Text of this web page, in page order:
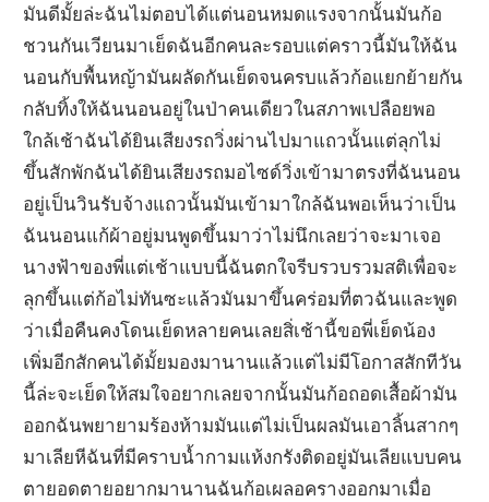
มันดีมั้ยล่ะฉันไม่ตอบได้แต่นอนหมดแรงจากนั้นมันก้อ
ชวนกันเวียนมาเย็ดฉันอีกคนละรอบแต่คราวนี้มันให้ฉัน
นอนกับพื้นหญ้ามันผลัดกันเย็ดจนครบแล้วก้อแยกย้ายกัน
กลับทิ้งให้ฉันนอนอยู่ในป่าคนเดียวในสภาพเปลือยพอ
ใกล้เช้าฉันได้ยินเสียงรถวิ่งผ่านไปมาแถวนั้นแต่ลุกไม่
ขึ้นสักพักฉันได้ยินเสียงรถมอไซด์วิ่งเข้ามาตรงที่ฉันนอน
อยู่เป็นวินรับจ้างแถวนั้นมันเข้ามาใกล้ฉันพอเห็นว่าเป็น
ฉันนอนแก้ผ้าอยู่มนพูดขึ้นมาว่าไม่นึกเลยว่าจะมาเจอ
นางฟ้าของพี่แต่เช้าแบบนี้ฉันตกใจรีบรวบรวมสติเพื่อจะ
ลุกขึ้นแต่ก้อไม่ทันซะแล้วมันมาขึ้นคร่อมที่ตวฉันและพูด
ว่าเมื่อคืนคงโดนเย็ดหลายคนเลยสิ่เช้านี้ขอพี่เย็ดน้อง
เพิ่มอีกสักคนได้มั้ยมองมานานแล้วแต่ไม่มีโอกาสสักทีวัน
นี้ล่ะจะเย็ดให้สมใจอยากเลยจากนั้นมันก้อถอดเสื้อผ้ามัน
ออกฉันพยายามร้องห้ามมันแต่ไม่เป็นผลมันเอาลิ้นสากๆ
มาเลียหีฉันที่มีคราบน้ำกามแห้งกรังติดอยู่มันเลียแบบคน
ตายอดตายอยากมานานฉันก้อเผลอครางออกมาเมื่อ